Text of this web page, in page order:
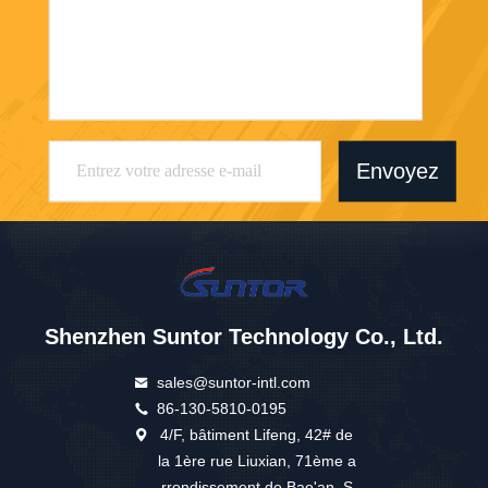
Envoyez
Shenzhen Suntor Technology Co., Ltd.
sales@suntor-intl.com
86-130-5810-0195
4/F, bâtiment Lifeng, 42# de
la 1ère rue Liuxian, 71ème a